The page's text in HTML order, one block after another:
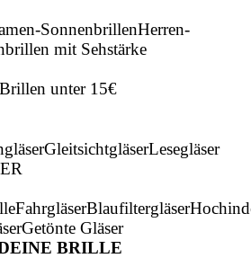
SonnenbrillenHerren-
mit Sehstärke
Brillen unter 15€
GleitsichtgläserLesegläser
FahrgläserBlaufiltergläser
Getönte Gläser
BRILLE